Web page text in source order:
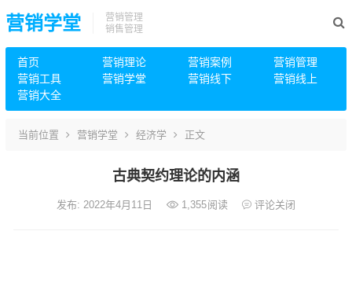
营销学堂
营销管理
销售管理
首页 营销理论 营销案例
营销管理
营销工具
营销学堂 营销线下
营销线上
营销大全
当前位置 营销学堂 经济学 正文
古典契约理论的内涵
发布: 2022年4月11日 1,355阅读 评论关闭